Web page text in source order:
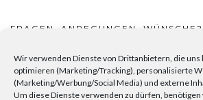
Wir verwenden Dienste von Drittanbietern, die
optimieren (Marketing/Tracking), personalisierte
(Marketing/Werbung/Social Media) und externe
Um diese Dienste verwenden zu dürfen,
FRAGEN, ANREGUNGEN, WÜNSCHE?